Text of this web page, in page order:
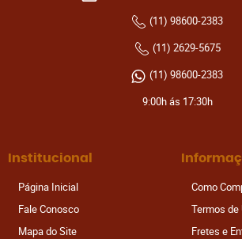
(11) 98600-2383
(11) 2629-5675
(11) 98600-2383
9:00h ás 17:30h
Institucional
Página Inicial
Fale Conosco
Mapa do Site
Como
Termos de
Fretes e